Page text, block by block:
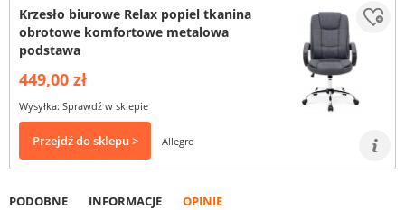
Krzesło biurowe Relax popiel tkanina
obrotowe komfortowe metalowa
podstawa
449,00 zł
Wysyłka: Sprawdź w sklepie
Przejdź do sklepu > Allegro
PODOBNE INFORMACJE OPINIE